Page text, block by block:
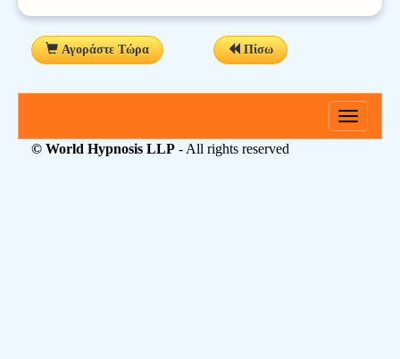
Αγοράστε Τώρα Πίσω
Toggle
© World Hypnosis LLP - All rights reserved